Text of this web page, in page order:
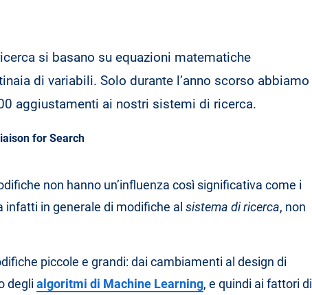
si basano su equazioni matematiche
di variabili. Solo durante l’anno scorso abbiamo
aggiustamenti ai nostri sistemi di ricerca.
for Search
non hanno un’influenza così significativa come i
infatti in generale di modifiche al sistema di ricerca, non
piccole e grandi: dai cambiamenti al design di
degli algoritmi di Machine Learning, e quindi ai fattori di